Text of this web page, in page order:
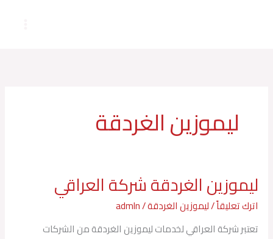
ليموزين الغردقة
ليموزين الغردقة شركة العراقي
اترك تعليقاً/ليموزين الغردقة/
admln
تعتبر شركة العراقي لخدمات ليموزين الغردقة من الشركات
ليموزين
الغردقة
شركة
العراقي